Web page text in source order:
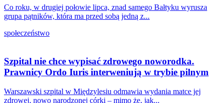
Co roku, w drugiej połowie lipca, znad samego Bałtyku wyrusza
grupa pątników, która ma przed sobą jedną z...
społeczeństwo
Szpital nie chce wypisać zdrowego noworodka.
Prawnicy Ordo Iuris interweniują w trybie pilnym
Warszawski szpital w Międzylesiu odmawia wydania matce jej
zdrowej, nowo narodzonej córki – mimo że, jak...